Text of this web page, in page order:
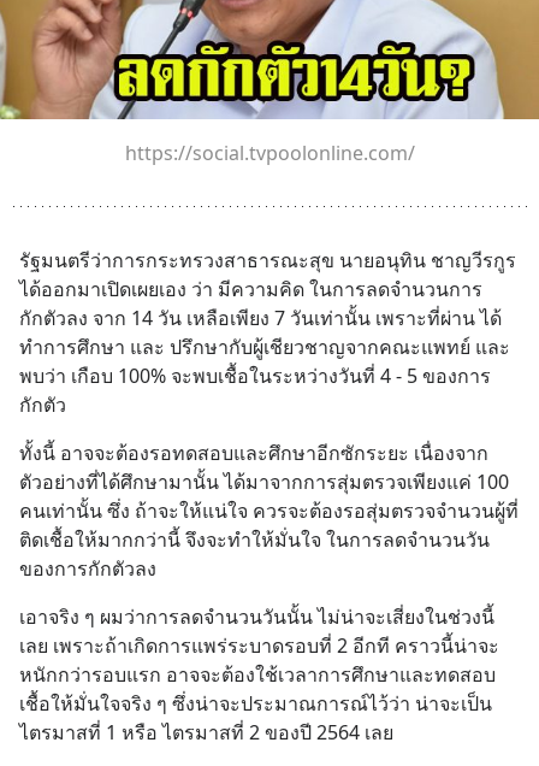
https://social.tvpoolonline.com/
รัฐมนตรีว่าการกระทรวงสาธารณะสุข นายอนุทิน ชาญวีรกูร
ได้ออกมาเปิดเผยเอง ว่า มีความคิด ในการลดจำนวนการ
กักตัวลง จาก 14 วัน เหลือเพียง 7 วันเท่านั้น เพราะที่ผ่าน ได้
ทำการศึกษา และ ปรึกษากับผู้เชียวชาญจากคณะแพทย์ และ
พบว่า เกือบ 100% จะพบเชื้อในระหว่างวันที่ 4 - 5 ของการ
กักตัว
ทั้งนี้ อาจจะต้องรอทดสอบและศึกษาอีกซักระยะ เนื่องจาก
ตัวอย่างที่ได้ศึกษามานั้น ได้มาจากการสุ่มตรวจเพียงแค่ 100
คนเท่านั้น ซึ่ง ถ้าจะให้แน่ใจ ควรจะต้องรอสุ่มตรวจจำนวนผู้ที่
ติดเชื้อให้มากกว่านี้ จึงจะทำให้มั่นใจ ในการลดจำนวนวัน
ของการกักตัวลง
เอาจริง ๆ ผมว่าการลดจำนวนวันนั้น ไม่น่าจะเสี่ยงในช่วงนี้
เลย เพราะถ้าเกิดการแพร่ระบาดรอบที่ 2 อีกที คราวนี้น่าจะ
หนักกว่ารอบแรก อาจจะต้องใช้เวลาการศึกษาและทดสอบ
เชื้อให้มั่นใจจริง ๆ ซึ่งน่าจะประมาณการณ์ไว้ว่า น่าจะเป็น
ไตรมาสที่ 1 หรือ ไตรมาสที่ 2 ของปี 2564 เลย